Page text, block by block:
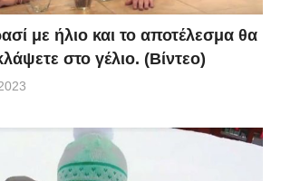
με ήλιο και το αποτέλεσμα θα
στο γέλιο. (Βίντεο)